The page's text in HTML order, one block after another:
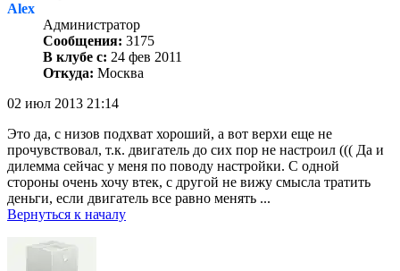
Alex
Администратор
Сообщения: 3175
В клубе с: 24 фев 2011
Откуда: Москва
02 июл 2013 21:14
Это да, с низов подхват хороший, а вот верхи еще не
прочувствовал, т.к. двигатель до сих пор не настроил ((( Да и
дилемма сейчас у меня по поводу настройки. С одной
стороны очень хочу втек, с другой не вижу смысла тратить
деньги, если двигатель все равно менять ...
Вернуться к началу